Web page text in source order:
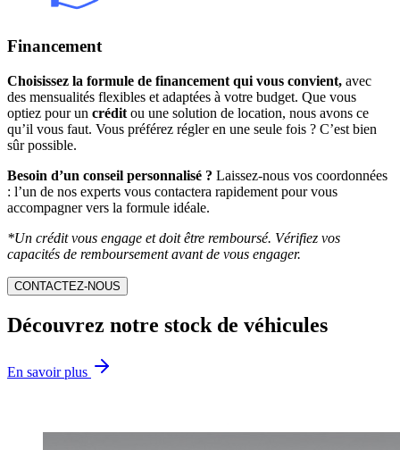
Financement
Choisissez la formule de financement qui vous convient, avec
des mensualités flexibles et adaptées à votre budget. Que vous
optiez pour un crédit ou une solution de location, nous avons ce
qu’il vous faut. Vous préférez régler en une seule fois ? C’est bien
sûr possible.
Besoin d’un conseil personnalisé ? Laissez-nous vos coordonnées
: l’un de nos experts vous contactera rapidement pour vous
accompagner vers la formule idéale.
*Un crédit vous engage et doit être remboursé. Vérifiez vos
capacités de remboursement avant de vous engager.
CONTACTEZ-NOUS
Découvrez notre stock de véhicules
En savoir plus